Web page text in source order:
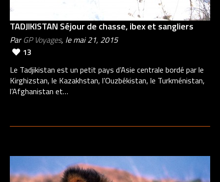
TADJIKISTAN Séjour de chasse, ibex et sangliers
ParGP Voyages, le mai 21, 2015
13
Le Tadjikistan est un petit pays d’Asie centrale bordé par le
Kirghizstan, le Kazakhstan, l’Ouzbékistan, le Turkménistan,
l’Afghanistan et…